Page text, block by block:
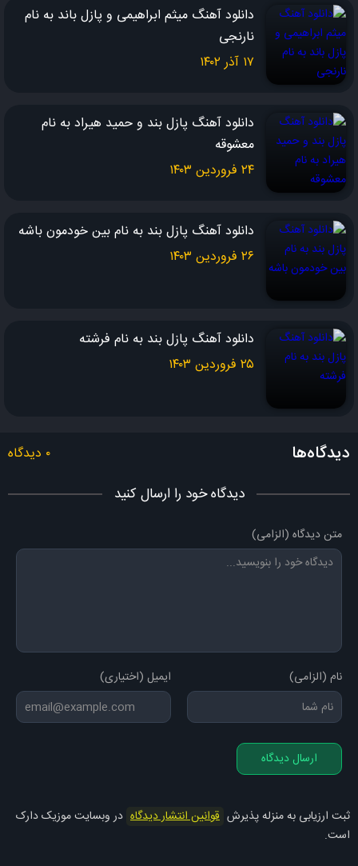
دلیلِ پیشرفتِ منی نه توو کارام، توی دردام!
واسه بیشتر شدنه سوزشِ زخمام…
نه تـــــ ــــوو کـــــــارام…
تنظیم قطعه : آرین بهاری (پازل بند)
دانلود آهنگ میثم ابراهیمی و پازل باند به نام
نارنجی
۱۷ آذر ۱۴۰۲
دانلود آهنگ پازل بند و حمید هیراد به نام
معشوقه
۲۴ فروردین ۱۴۰۳
دانلود آهنگ پازل بند به نام بین خودمون باشه
۲۶ فروردین ۱۴۰۳
دانلود آهنگ پازل بند به نام فرشته
۲۵ فروردین ۱۴۰۳
دیدگاه‌ها ۰ دیدگاه
دیدگاه خود را ارسال کنید
متن دیدگاه (الزامی)
نام (الزامی) ایمیل (اختیاری)
ارسال دیدگاه
ثبت ارزیابی به منزله پذیرش قوانین انتشار دیدگاه در وبسایت موزیک دارک
است.